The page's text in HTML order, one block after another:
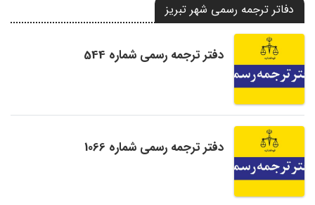
دفاتر ترجمه رسمی شهر تبریز
دفتر ترجمه رسمی شماره 544
دفتر ترجمه رسمی شماره 1066